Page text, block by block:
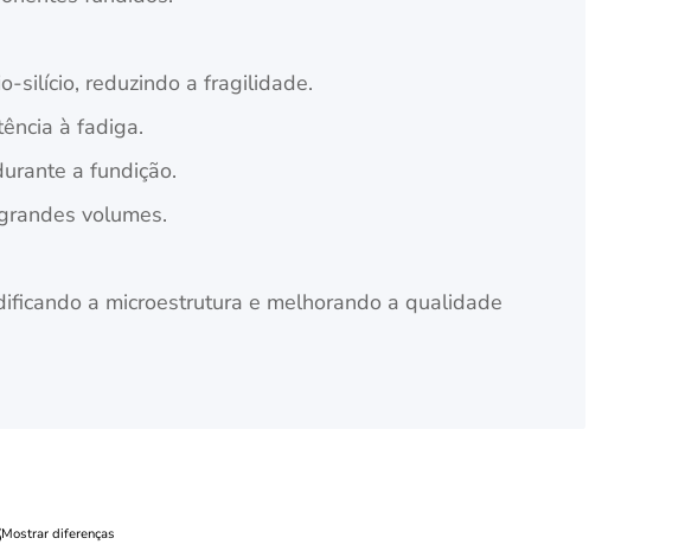
silício, reduzindo a fragilidade.
à fadiga.
a fundição.
volumes.
a microestrutura e melhorando a qualidade
Mostrar diferenças